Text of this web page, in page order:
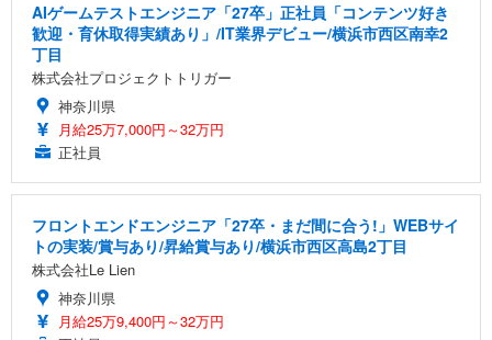
AIゲームテストエンジニア「27卒」正社員「コンテンツ好き
歓迎・育休取得実績あり」/IT業界デビュー/横浜市西区南幸2
丁目
株式会社プロジェクトトリガー
神奈川県
月給25万7,000円～32万円
正社員
フロントエンドエンジニア「27卒・まだ間に合う!」WEBサイ
トの実装/賞与あり/昇給賞与あり/横浜市西区高島2丁目
株式会社Le Lien
神奈川県
月給25万9,400円～32万円